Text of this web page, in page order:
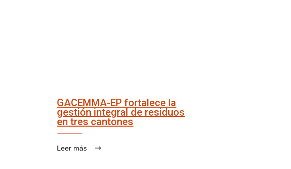
GACEMMA-EP fortalece la
gestión integral de residuos
en tres cantones
Leer más